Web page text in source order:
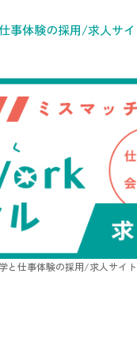
体験の採用/求人サ
と仕事体験の採用/求人サイト